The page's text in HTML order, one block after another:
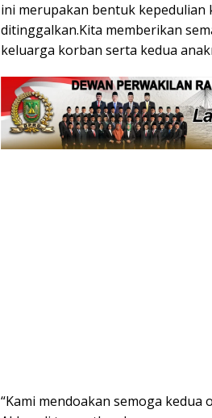
ini merupakan bentuk
ditinggalkan.Kita memberikan
keluarga korban serta kedua
“Kami mendoakan semoga